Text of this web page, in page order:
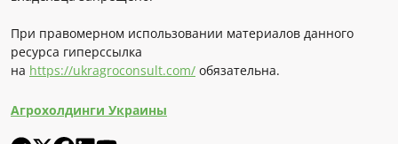
При правомерном использовании материалов данного
ресурса гиперссылка
на https://ukragroconsult.com/ обязательна.
Агрохолдинги Украины